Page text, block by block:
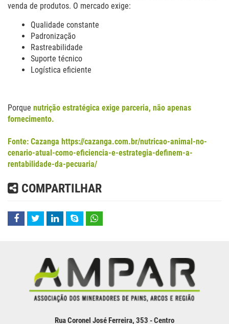
venda de produtos. O mercado exige:
Qualidade constante
Padronização
Rastreabilidade
Suporte técnico
Logística eficiente
Porque nutrição estratégica exige parceria, não apenas
fornecimento.
Fonte: Cazanga https://cazanga.com.br/nutricao-animal-no-
cenario-atual-como-eficiencia-e-estrategia-definem-a-
rentabilidade-da-pecuaria/
COMPARTILHAR
Rua Coronel José Ferreira, 353 - Centro